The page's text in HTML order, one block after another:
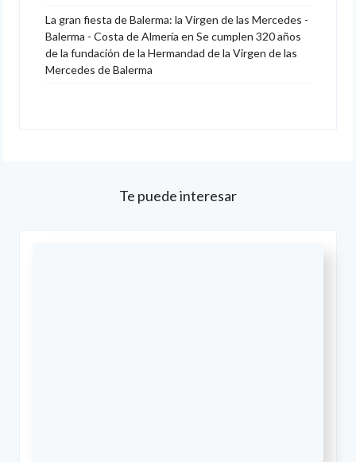
La gran fiesta de Balerma: la Virgen de las Mercedes -
Balerma - Costa de Almería en Se cumplen 320 años
de la fundación de la Hermandad de la Virgen de las
Mercedes de Balerma
Te puede interesar